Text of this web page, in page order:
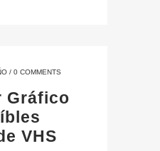
/ 0 COMMENTS
Gráfico
VHS